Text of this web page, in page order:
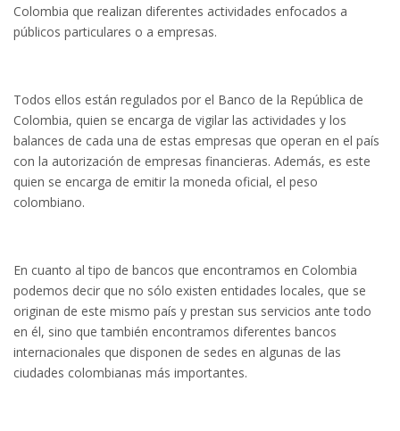
Colombia que realizan diferentes actividades enfocados a
públicos particulares o a empresas.
Todos ellos están regulados por el Banco de la República de
Colombia, quien se encarga de vigilar las actividades y los
balances de cada una de estas empresas que operan en el país
con la autorización de empresas financieras. Además, es este
quien se encarga de emitir la moneda oficial, el peso
colombiano.
En cuanto al tipo de bancos que encontramos en Colombia
podemos decir que no sólo existen entidades locales, que se
originan de este mismo país y prestan sus servicios ante todo
en él, sino que también encontramos diferentes bancos
internacionales que disponen de sedes en algunas de las
ciudades colombianas más importantes.